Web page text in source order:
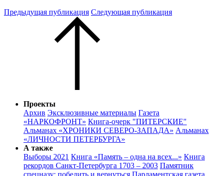
Предыдущая публикация Следующая публикация
Проекты
Архив Эксклюзивные материалы Газета
«НАРКОФРОНТ» Книга-очерк "ПИТЕРСКИЕ"
Альманах «ХРОНИКИ СЕВЕРО-ЗАПАДА» Альманах
«ЛИЧНОСТИ ПЕТЕРБУРГА»
А также
Выборы 2021 Книга «Память – одна на всех...» Книга
рекордов Санкт-Петербурга 1703 – 2003 Памятник
спецназу: победить и вернуться Парламентская газета